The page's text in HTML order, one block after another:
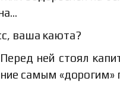
ваша каюта?
ней стоял
самым «дорогим»